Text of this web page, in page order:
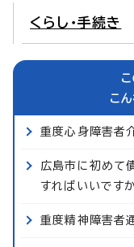
くらし・手続き
こ
重度心身障害者
広島市に初めて
すればいいで
重度精神障害者